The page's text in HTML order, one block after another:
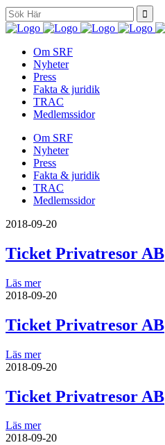
Search
for:
Om SRF
Nyheter
Press
Fakta & juridik
TRAC
Medlemssidor
Om SRF
Nyheter
Press
Fakta & juridik
TRAC
Medlemssidor
2018-09-20
Ticket Privatresor AB
Läs mer
2018-09-20
Ticket Privatresor AB
Läs mer
2018-09-20
Ticket Privatresor AB
Läs mer
2018-09-20